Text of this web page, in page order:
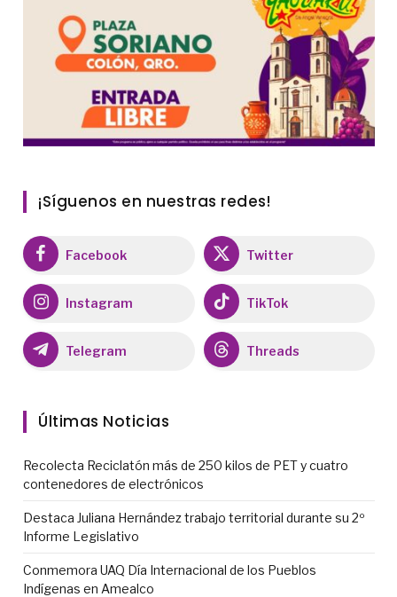
¡Síguenos en nuestras redes!
Facebook Twitter
Instagram TikTok
Telegram Threads
Últimas Noticias
Recolecta Reciclatón más de 250 kilos de PET y cuatro
contenedores de electrónicos
Destaca Juliana Hernández trabajo territorial durante su 2º
Informe Legislativo
Conmemora UAQ Día Internacional de los Pueblos
Indígenas en Amealco